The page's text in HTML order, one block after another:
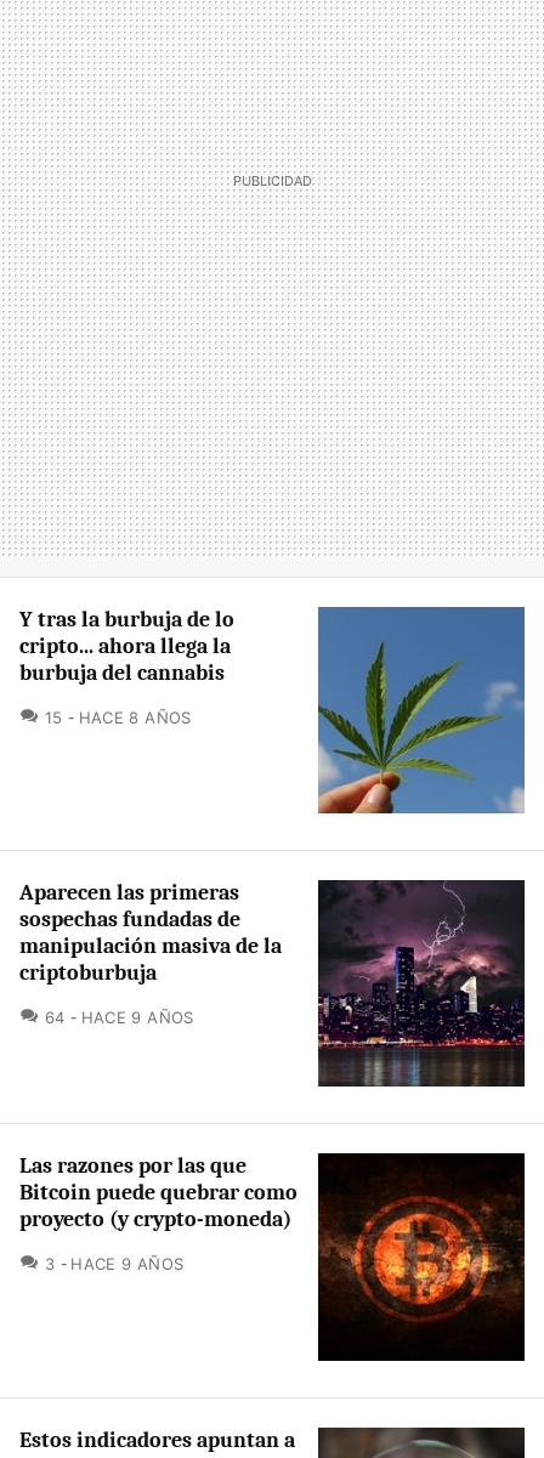
Y tras la burbuja de lo
cripto... ahora llega la
burbuja del cannabis
15 COMENTARIOS
HACE 8 AÑOS
Aparecen las primeras
sospechas fundadas de
manipulación masiva de la
criptoburbuja
64 COMENTARIOS
HACE 9 AÑOS
Las razones por las que
Bitcoin puede quebrar como
proyecto (y crypto-moneda)
3 COMENTARIOS
HACE 9 AÑOS
Estos indicadores apuntan a